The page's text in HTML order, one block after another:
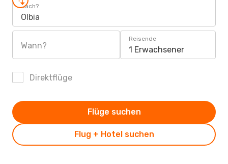
Nach?
Olbia
Wann?
Reisende
1 Erwachsener
Direktflüge
Flug + Hotel suchen
Flüge suchen